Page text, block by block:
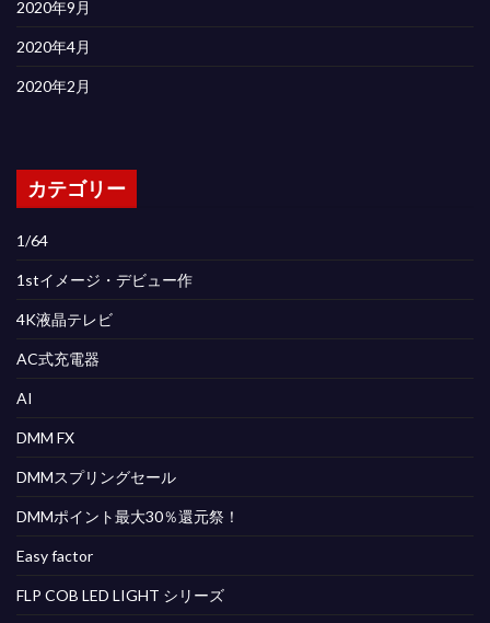
2020年9月
2020年4月
2020年2月
カテゴリー
1/64
1stイメージ・デビュー作
4K液晶テレビ
AC式充電器
AI
DMM FX
DMMスプリングセール
DMMポイント最大30％還元祭！
Easy factor
FLP COB LED LIGHT シリーズ